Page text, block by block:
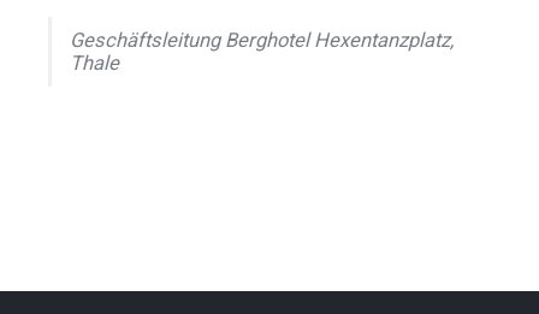
Geschäftsleitung Berghotel Hexentanzplatz,
Thale